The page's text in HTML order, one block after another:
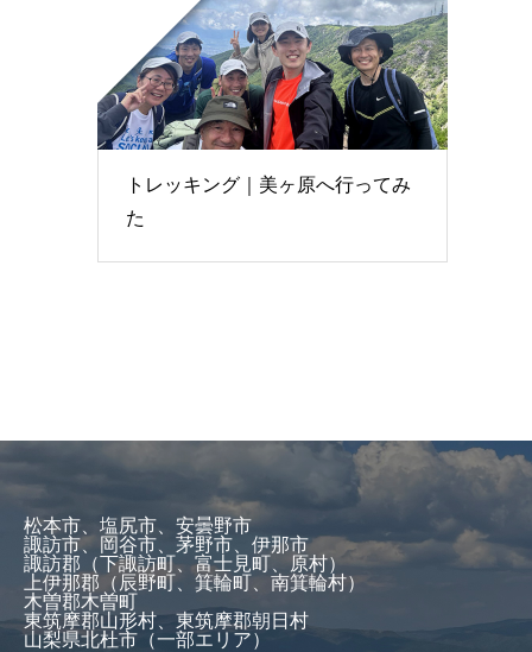
トレッキング｜美ヶ原へ行ってみ
た
松本市、塩尻市、安曇野市
諏訪市、岡谷市、茅野市、伊那市
諏訪郡（下諏訪町、富士見町、原村）
上伊那郡（辰野町、箕輪町、南箕輪村）
木曽郡木曽町
東筑摩郡山形村、東筑摩郡朝日村
山梨県北杜市（一部エリア）